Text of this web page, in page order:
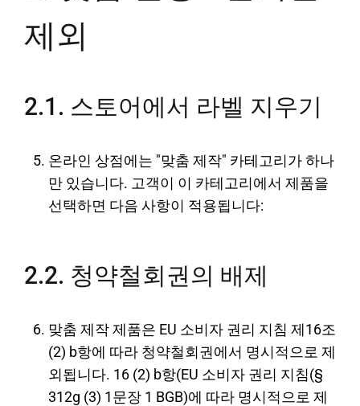
제외
2.1. 스토어에서 라벨 지우기
온라인 상점에는 "맞춤 제작" 카테고리가 하나
만 있습니다. 고객이 이 카테고리에서 제품을
선택하면 다음 사항이 적용됩니다:
2.2. 청약철회권의 배제
맞춤 제작 제품은 EU 소비자 권리 지침 제16조
(2) b항에 따라 청약철회권에서 명시적으로 제
외됩니다. 16 (2) b항(EU 소비자 권리 지침(§
312g (3) 1문장 1 BGB)에 따라 명시적으로 제